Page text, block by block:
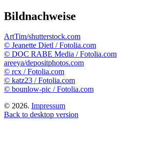
Bildnachweise
ArtTim/shutterstock.com
© Jeanette Dietl / Fotolia.com
© DOC RABE Media / Fotolia.com
areeya/depositphotos.com
© rcx / Fotolia.com
© katz23 / Fotolia.com
© bounlow-pic / Fotolia.com
© 2026. Impressum
Back to desktop version